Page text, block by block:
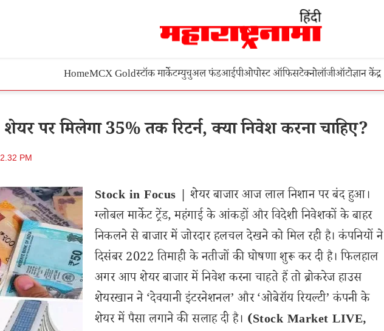
HomeMCX Goldस्टॉक मार्केटम्युचुअल फंडआईपीओपोस्ट ऑफिसटेक्नोलॉजीऑटोज्ञान केंद्र
पर मिलेगा 35% तक रिटर्न, क्या निवेश करना चाहिए?
PM
Stock in Focus | शेयर बाजार आज लाल निशान पर बंद हुआ।
ग्लोबल मार्केट ट्रेंड, महंगाई के आंकड़ों और विदेशी निवेशकों के बाहर
निकलने से बाजार में जोरदार हलचल देखने को मिल रही है। कंपनियों ने
दिसंबर 2022 तिमाही के नतीजों की घोषणा शुरू कर दी है। फिलहाल
अगर आप शेयर बाजार में निवेश करना चाहते हैं तो ब्रोकरेज हाउस
शेयरखान ने ‘देवयानी इंटरनेशनल’ और ‘ओबेरॉय रियल्टी’ कंपनी के
शेयर में पैसा लगाने की सलाह दी है। (Stock Market LIVE,